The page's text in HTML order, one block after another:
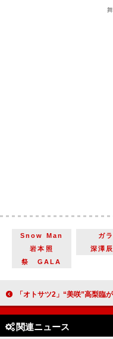
Snow Man ガラ
岩本照
深澤
祭 GALA
「オトサツ2」“美咲”高梨臨が“モラハラ夫”栁俊太郎を制裁 「初回から不穏」「1話から夫の嫌な具合が出ていて
関連ニュース